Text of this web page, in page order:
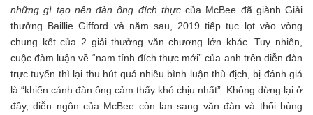
những gì tạo nên đàn ông đích thựccủa McBee đã giành Giải
thưởng Baillie Gifford và năm sau, 2019 tiếp tục lọt vào vòng
chung kết của 2 giải thưởng văn chương lớn khác. Tuy nhiên,
cuộc đàm luận về “nam tính đích thực mới” của anh trên diễn đàn
trực tuyến thì lại thu hút quá nhiều bình luận thù địch, bị đánh giá
là “khiến cánh đàn ông cảm thấy khó chịu nhất”. Không dừng lại ở
đây, diễn ngôn của McBee còn lan sang văn đàn và thổi bùng